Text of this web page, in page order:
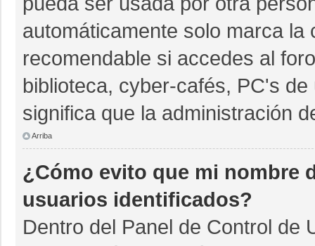
automáticamente solo marca la
recomendable si accedes al
biblioteca, cyber-cafés, PC's
significa que la administración
Arriba
¿Cómo evito que mi nombre
usuarios identificados?
Dentro del Panel de Control de